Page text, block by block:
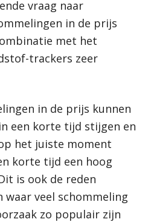
vraag naar
in de prijs
met het
trackers zeer
in de prijs kunnen
een korte tijd stijgen en
het juiste moment
korte tijd een hoog
is ook de reden
veel schommeling
zo populair zijn